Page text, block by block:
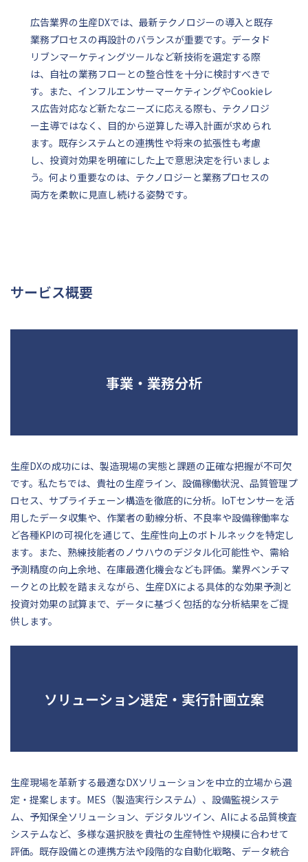
広告業界の生産DXでは、最新テクノロジーの導入と既存
業務プロセスの再設計のバランスが重要です。データド
リブンマーケティングツールなど新技術を選定する際
は、自社の業務フローとの整合性を十分に検討すべきで
す。また、インフルエンサーマーケティングやCookieレ
ス広告対応など新たなニーズに応える際も、テクノロジ
ー主導ではなく、目的から逆算した導入計画が求められ
ます。既存システムとの連携性や将来の拡張性も考慮
し、投資対効果を明確にした上で意思決定を行いましょ
う。何より重要なのは、テクノロジーと業務プロセスの
両方を柔軟に見直し続ける姿勢です。
サービス概要
事業・業務分析
生産DXの成功には、製造現場の実態と課題の正確な把握が不可欠
です。私たちでは、貴社の生産ライン、設備稼働状況、品質管理プ
ロセス、サプライチェーン構造を徹底的に分析。IoTセンサーを活
用したデータ収集や、作業者の動線分析、不良率や設備稼働率な
ど各種KPIの可視化を通じて、生産性向上のボトルネックを特定し
ます。また、熟練技能者のノウハウのデジタル化可能性や、需給
予測精度の向上余地、在庫最適化機会なども評価。業界ベンチマ
ークとの比較を踏まえながら、生産DXによる具体的な効果予測と
投資対効果の試算まで、データに基づく包括的な分析結果をご提
供します。
ソリューション選定・実行計画立案
生産現場を革新する最適なDXソリューションを中立的立場から選
定・提案します。MES（製造実行システム）、設備監視システ
ム、予知保全ソリューション、デジタルツイン、AIによる品質検査
システムなど、多様な選択肢を貴社の生産特性や規模に合わせて
評価。既存設備との連携方法や段階的な自動化戦略、データ統合